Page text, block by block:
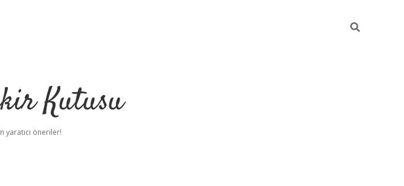
Kutusu
yaratıcı öneriler!